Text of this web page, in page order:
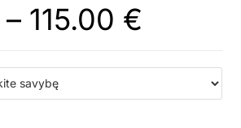
– 115.00 €